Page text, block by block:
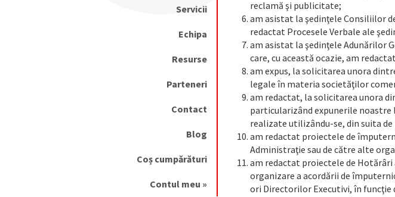
Servicii
Echipa
Resurse
Parteneri
Contact
Blog
Coș cumpărături
Contul meu »
reclamă şi publicitate;
am asistat la şedinţele Consiliilor
redactat Procesele Verbale ale
am asistat la şedinţele Adunărilor
care, cu această ocazie, am
am expus, la solicitarea unora
legale în materia societăţilor
am redactat, la solicitarea unora
particularizând expunerile
realizate utilizându-se, din suita
am redactat proiectele de
Administraţie sau de către alte
am redactat proiectele de Hotărâri
organizare a acordării de
ori Directorilor Executivi, în funcţie